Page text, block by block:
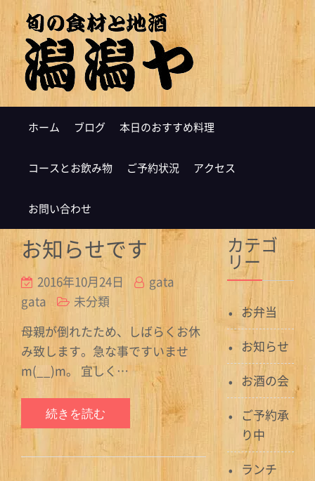
ホーム ブログ 本日のおすすめ料理
コースとお飲み物 ご予約状況 アクセス
お問い合わせ
お知らせです
2016年10月24日
gata
gata
未分類
母親が倒れたため、しばらくお休
み致します。急な事ですいませ
m(__)m。 宜しく…
続きを読む
カテゴ
リー
お弁当
お知らせ
お酒の会
ご予約承
り中
ランチ